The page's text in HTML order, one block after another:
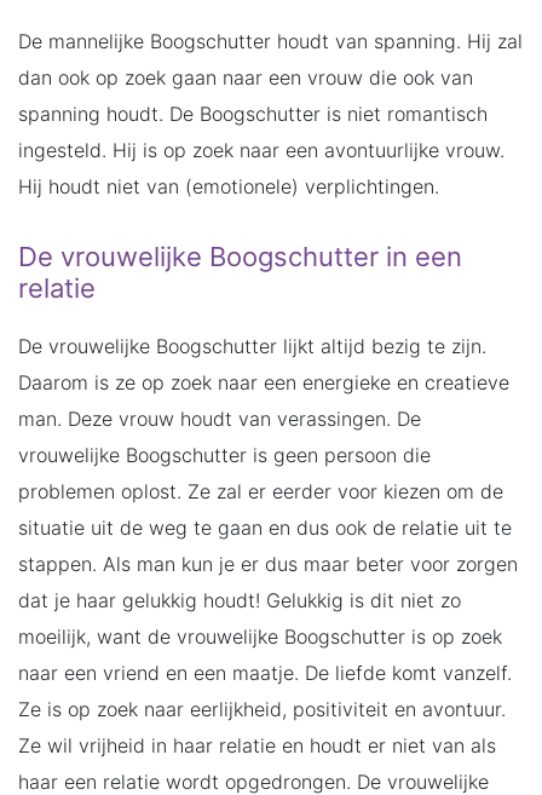
De mannelijke Boogschutter houdt van spanning. Hij zal
dan ook op zoek gaan naar een vrouw die ook van
spanning houdt. De Boogschutter is niet romantisch
ingesteld. Hij is op zoek naar een avontuurlijke vrouw.
Hij houdt niet van (emotionele) verplichtingen.
De vrouwelijke Boogschutter in een
relatie
De vrouwelijke Boogschutter lijkt altijd bezig te zijn.
Daarom is ze op zoek naar een energieke en creatieve
man. Deze vrouw houdt van verassingen. De
vrouwelijke Boogschutter is geen persoon die
problemen oplost. Ze zal er eerder voor kiezen om de
situatie uit de weg te gaan en dus ook de relatie uit te
stappen. Als man kun je er dus maar beter voor zorgen
dat je haar gelukkig houdt! Gelukkig is dit niet zo
moeilijk, want de vrouwelijke Boogschutter is op zoek
naar een vriend en een maatje. De liefde komt vanzelf.
Ze is op zoek naar eerlijkheid, positiviteit en avontuur.
Ze wil vrijheid in haar relatie en houdt er niet van als
haar een relatie wordt opgedrongen. De vrouwelijke